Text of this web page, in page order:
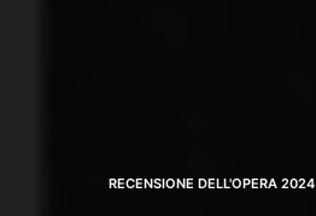
RECENSIONE DELL'OPERA 2024